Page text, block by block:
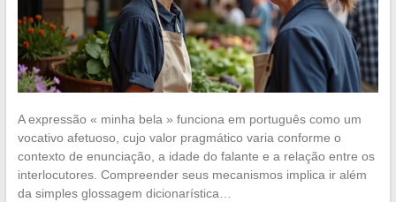
A expressão « minha bela » funciona em português como um
vocativo afetuoso, cujo valor pragmático varia conforme o
contexto de enunciação, a idade do falante e a relação entre os
interlocutores. Compreender seus mecanismos implica ir além
da simples glossagem dicionarística…